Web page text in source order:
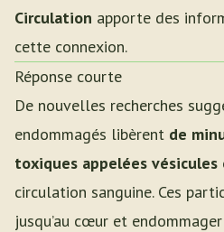
Circulation apporte des
cette connexion.
Réponse courte
De nouvelles recherches
endommagés libèrent de
toxiques appelées
circulation sanguine. Ces
jusqu’au cœur et